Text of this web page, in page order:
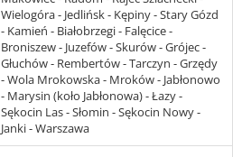
Wielogóra - Jedlińsk - Kępiny - Stary Gózd
- Kamień - Białobrzegi - Falęcice -
Broniszew - Juzefów - Skurów - Grójec -
Głuchów - Rembertów - Tarczyn - Grzędy
- Wola Mrokowska - Mroków - Jabłonowo
- Marysin (koło Jabłonowa) - Łazy -
Sękocin Las - Słomin - Sękocin Nowy -
Janki - Warszawa